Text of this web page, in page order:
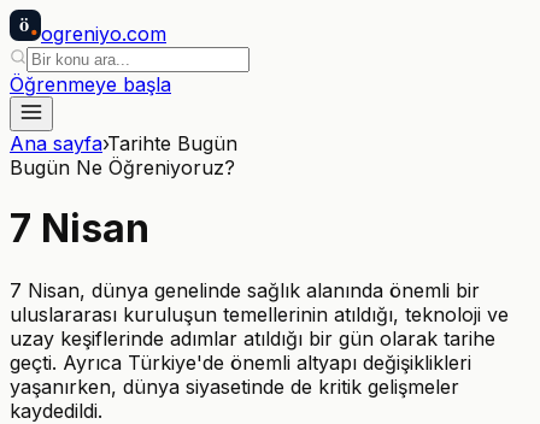
ö ogreniyo.com
Öğrenmeye başla
Ana sayfa›Tarihte Bugün
Bugün Ne Öğreniyoruz?
7 Nisan
7 Nisan, dünya genelinde sağlık alanında önemli bir
uluslararası kuruluşun temellerinin atıldığı, teknoloji ve
uzay keşiflerinde adımlar atıldığı bir gün olarak tarihe
geçti. Ayrıca Türkiye'de önemli altyapı değişiklikleri
yaşanırken, dünya siyasetinde de kritik gelişmeler
kaydedildi.